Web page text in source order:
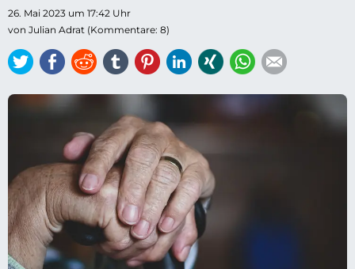
26. Mai 2023 um 17:42 Uhr
von Julian Adrat (Kommentare: 8)
TwitterFacebook
ReddittumblrPinterestLinkedIn
Xing WhatsApp